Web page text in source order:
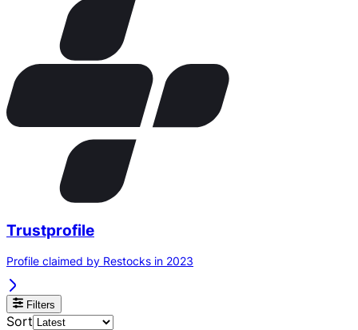
Trustprofile
Profile claimed by Restocks in 2023
Filters
Sort